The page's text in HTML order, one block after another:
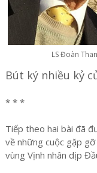
LS Đoàn
Bút ký nhiều kỷ
* * *
Tiếp theo hai bài đã
về những cuộc gặp
vùng Vịnh nhân dịp